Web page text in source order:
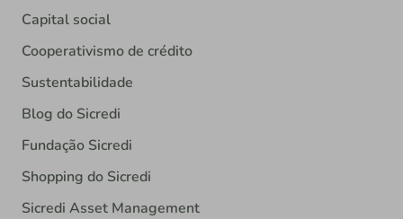
Capital social
Cooperativismo de crédito
Sustentabilidade
Blog do Sicredi
Fundação Sicredi
Shopping do Sicredi
Sicredi Asset Management